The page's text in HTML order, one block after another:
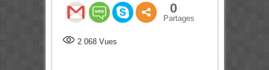
0
Partages
2 068Vues